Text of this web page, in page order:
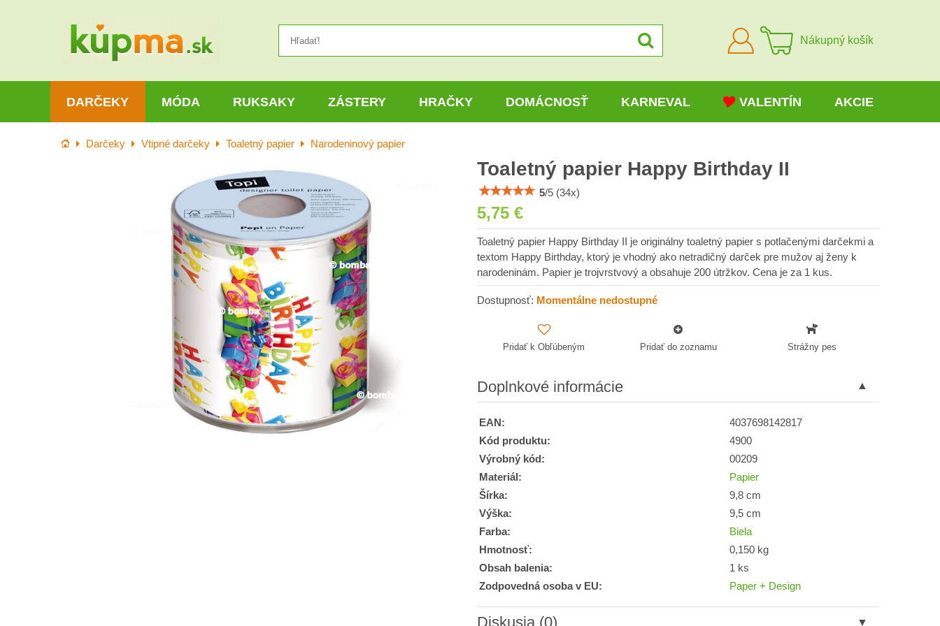
Prihlásiť
sa
Nákupný košík
DARČEKY MÓDA RUKSAKY ZÁSTERY HRAČKY DOMÁCNOSŤ KARNEVAL VALENTÍN AKCIE
Úvod Darčeky Vtipné darčeky Toaletný papier Narodeninový papier
Toaletný papier Happy Birthday II
5/5 (34x)
5,75 €
Toaletný papier Happy Birthday II je originálny toaletný papier s potlačenými darčekmi a
textom Happy Birthday, ktorý je vhodný ako netradičný darček pre mužov aj ženy k
narodeninám. Papier je trojvrstvový a obsahuje 200 útržkov. Cena je za 1 kus.
Dostupnosť: Momentálne nedostupné
Pridať k Obľúbeným Pridať do zoznamu Strážny pes
Doplnkové informácie
EAN:
4037698142817
Kód produktu:
4900
Výrobný kód:
00209
Materiál:
Papier
Šírka:
9,8 cm
Výška:
9,5 cm
Farba:
Biela
Hmotnosť:
0,150 kg
Obsah balenia:
1 ks
Zodpovedná osoba v EU:
Paper + Design
Diskusia (0)